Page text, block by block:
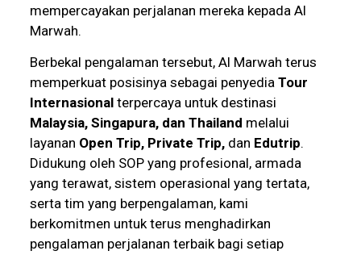
mempercayakan perjalanan mereka kepada Al
Marwah.
Berbekal pengalaman tersebut, Al Marwah terus
memperkuat posisinya sebagai penyedia Tour
Internasional terpercaya untuk destinasi
Malaysia, Singapura, dan Thailand melalui
layanan Open Trip, Private Trip, dan Edutrip.
Didukung oleh SOP yang profesional, armada
yang terawat, sistem operasional yang tertata,
serta tim yang berpengalaman, kami
berkomitmen untuk terus menghadirkan
pengalaman perjalanan terbaik bagi setiap